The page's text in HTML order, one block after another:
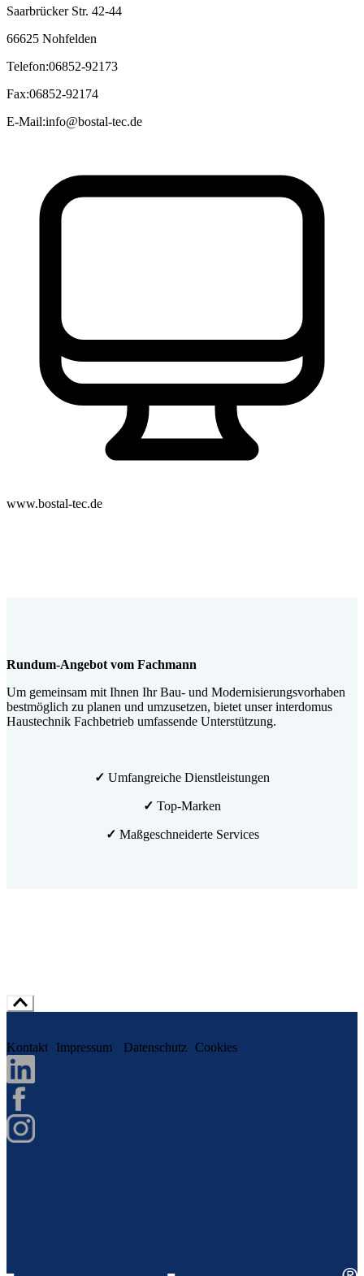
Saarbrücker Str. 42-44
66625 Nohfelden
Telefon:06852-92173
Fax:06852-92174
E-Mail:info@bostal-tec.de
www.bostal-tec.de
Rundum-Angebot vom Fachmann
Um gemeinsam mit Ihnen Ihr Bau- und Modernisierungsvorhaben
bestmöglich zu planen und umzusetzen, bietet unser interdomus
Haustechnik Fachbetrieb umfassende Unterstützung.
✓ Umfangreiche Dienstleistungen
✓ Top-Marken
✓ Maßgeschneiderte Services
Kontakt Impressum Datenschutz Cookies